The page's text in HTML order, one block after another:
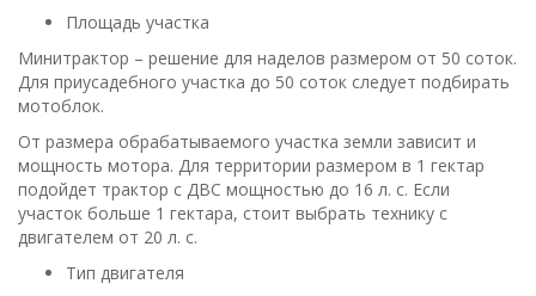
Площадь участка
Минитрактор – решение для наделов размером от 50 соток.
Для приусадебного участка до 50 соток следует подбирать
мотоблок.
От размера обрабатываемого участка земли зависит и
мощность мотора. Для территории размером в 1 гектар
подойдет трактор с ДВС мощностью до 16 л. с. Если
участок больше 1 гектара, стоит выбрать технику с
двигателем от 20 л. с.
Тип двигателя